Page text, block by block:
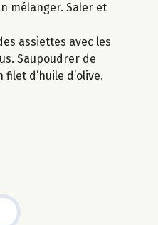
mélanger. Saler et
assiettes avec les
Saupoudrer de
d’huile d’olive.